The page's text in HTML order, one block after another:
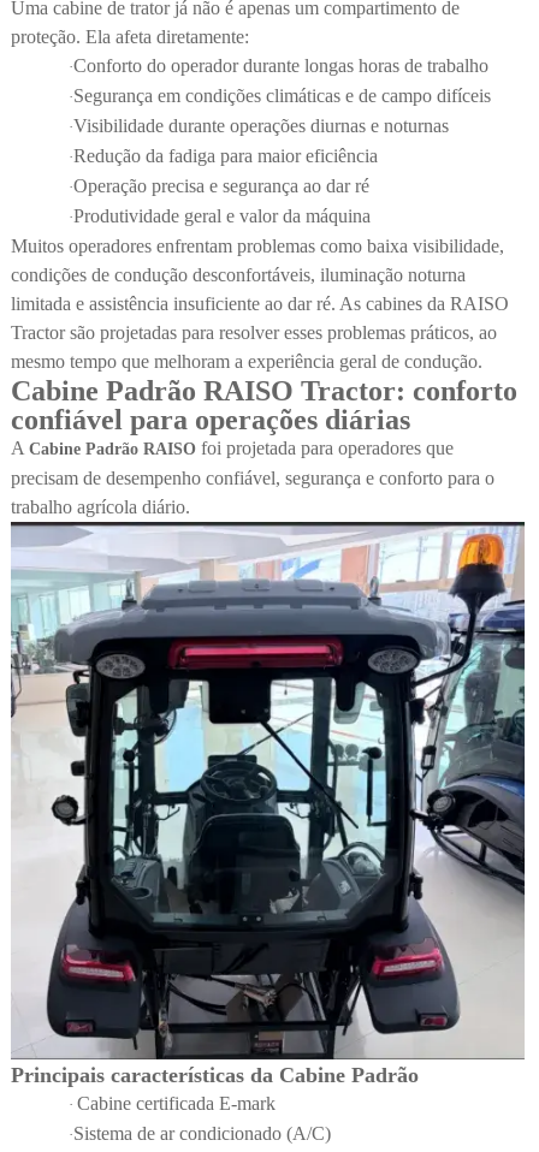
Uma cabine de trator já não é apenas um compartimento de
proteção. Ela afeta diretamente:
·Conforto do operador durante longas horas de trabalho
·Segurança em condições climáticas e de campo difíceis
·Visibilidade durante operações diurnas e noturnas
·Redução da fadiga para maior eficiência
·Operação precisa e segurança ao dar ré
·Produtividade geral e valor da máquina
Muitos operadores enfrentam problemas como baixa visibilidade,
condições de condução desconfortáveis, iluminação noturna
limitada e assistência insuficiente ao dar ré. As cabines da RAISO
Tractor são projetadas para resolver esses problemas práticos, ao
mesmo tempo que melhoram a experiência geral de condução.
Cabine Padrão RAISO Tractor: conforto
confiável para operações diárias
A Cabine Padrão RAISOfoi projetada para operadores que
precisam de desempenho confiável, segurança e conforto para o
trabalho agrícola diário.
Principais características da Cabine Padrão
· Cabine certificada E-mark
·Sistema de ar condicionado (A/C)